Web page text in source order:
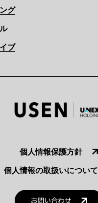
グ
ブ
個人情報保護方針
個人情報の取扱いについて
お問い合わせ